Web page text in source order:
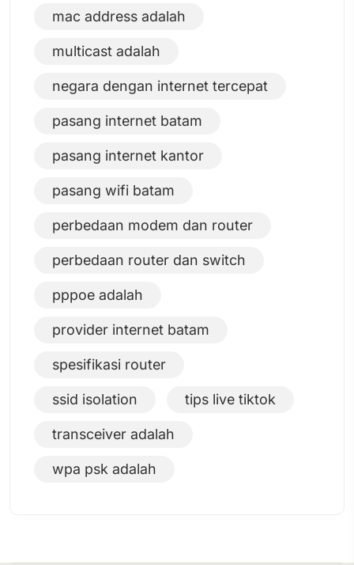
mac address adalah
multicast adalah
negara dengan internet tercepat
pasang internet batam
pasang internet kantor
pasang wifi batam
perbedaan modem dan router
perbedaan router dan switch
pppoe adalah
provider internet batam
spesifikasi router
ssid isolation tips live tiktok
transceiver adalah
wpa psk adalah